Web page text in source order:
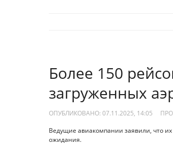
Более 150
загруженных
ОПУБЛИКОВАНО: 07.11.2025, 14:05
Ведущие авиакомпании заявили, что
ожидания.